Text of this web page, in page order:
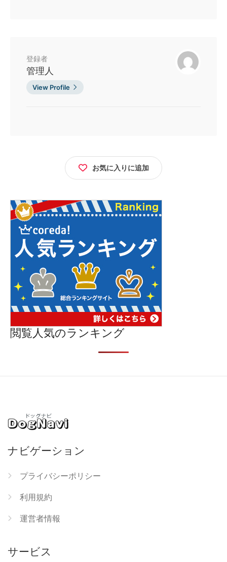
登録者
管理人
View Profile
お気に入りに追加
閲覧人気のランキング
ナビゲーション
プライバシーポリシー
利用規約
運営者情報
サービス